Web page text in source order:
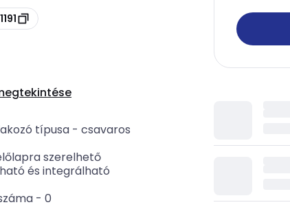
típusa- csavaros
szerelhető
és integrálható
- 0